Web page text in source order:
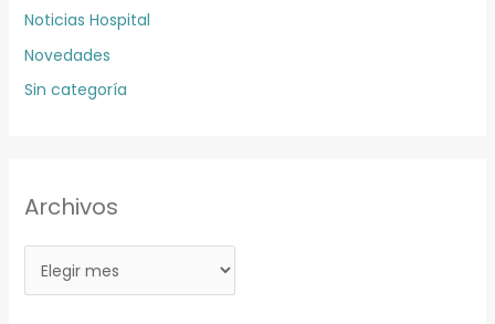
Noticias Hospital
Novedades
Sin categoría
Archivos